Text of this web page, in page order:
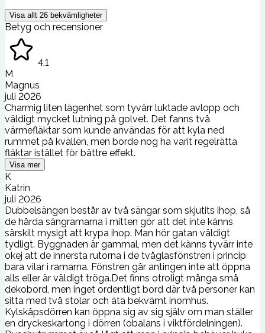
Visa allt 26 bekvämligheter
Betyg och recensioner
4.1
M
Magnus
juli 2026
Charmig liten lägenhet som tyvärr luktade avlopp och
väldigt mycket lutning på golvet. Det fanns två
värmefläktar som kunde användas för att kyla ned
rummet på kvällen, men borde nog ha varit regelrätta
fläktar istället för bättre effekt.
Visa mer
K
Katrin
juli 2026
Dubbelsängen består av två sängar som skjutits ihop, så
de hårda sängramarna i mitten gör att det inte känns
särskilt mysigt att krypa ihop. Man hör gatan väldigt
tydligt. Byggnaden är gammal, men det känns tyvärr inte
okej att de innersta rutorna i de tvåglasfönstren i princip
bara vilar i ramarna. Fönstren går antingen inte att öppna
alls eller är väldigt tröga.Det finns otroligt många små
dekobord, men inget ordentligt bord där två personer kan
sitta med två stolar och äta bekvämt inomhus.
Kylskåpsdörren kan öppna sig av sig själv om man ställer
en dryckeskartong i dörren (obalans i viktfördelningen).